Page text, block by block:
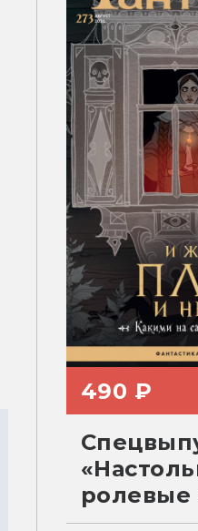
490 ₽
ролевые